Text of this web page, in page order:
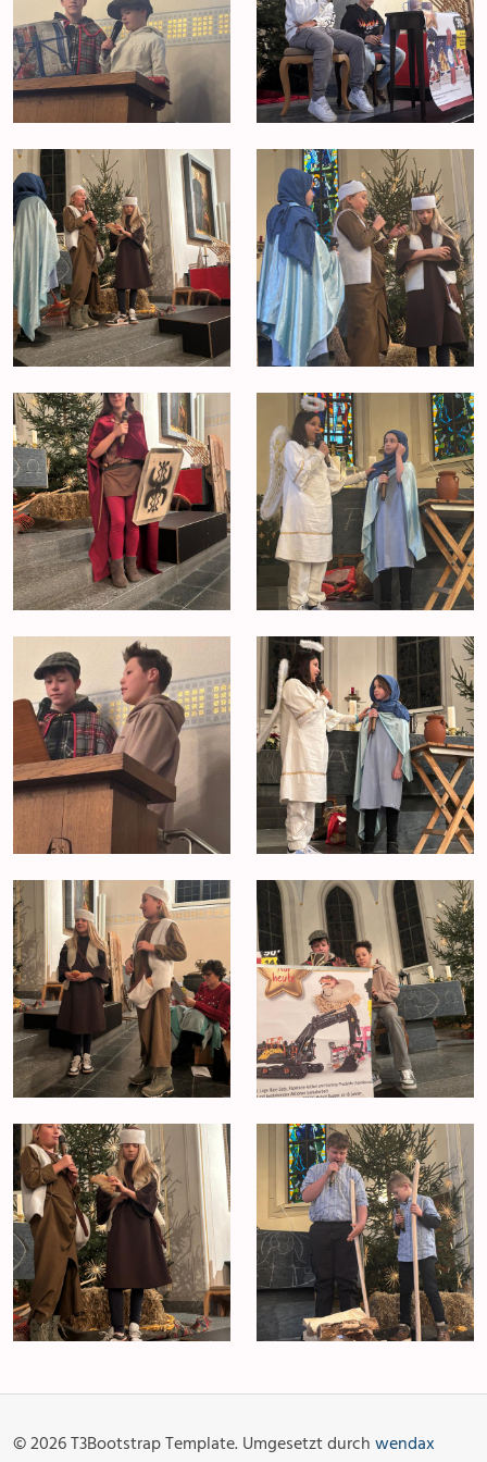
© 2026 T3Bootstrap Template. Umgesetzt durch wendax
Angebot & Sakramente
Aktuelles
Fotogalerie
Links